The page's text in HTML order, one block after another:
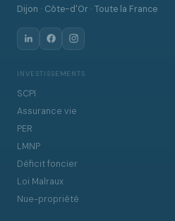
Dijon · Côte-d'Or · Toute la France
INVESTISSEMENTS
SCPI
Assurance vie
PER
LMNP
Déficit foncier
Loi Malraux
Nue-propriété